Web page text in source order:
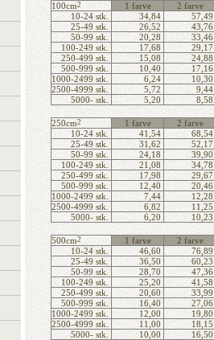
100cm2 1 farve 2 farve
10-24 stk.
34,84 57,49
25-49 stk.
26,52 43,76
50-99 stk.
20,28 33,46
100-249 stk.
17,68 29,17
250-499 stk.
15,08 24,88
500-999 stk.
10,40 17,16
1000-2499 stk.
6,24 10,30
2500-4999 stk.
5,72 9,44
5000- stk.
5,20 8,58
250cm2 1 farve 2 farve
10-24 stk.
41,54 68,54
25-49 stk.
31,62 52,17
50-99 stk.
24,18 39,90
100-249 stk.
21,08 34,78
250-499 stk.
17,98 29,67
500-999 stk.
12,40 20,46
1000-2499 stk.
7,44 12,28
2500-4999 stk.
6,82 11,25
5000- stk.
6,20 10,23
500cm2 1 farve 2 farve
10-24 stk.
46,60 76,89
25-49 stk.
36,50 60,23
50-99 stk.
28,70 47,36
100-249 stk.
25,20 41,58
250-499 stk.
20,60 33,99
500-999 stk.
16,40 27,06
1000-2499 stk.
12,00 19,80
2500-4999 stk.
11,00 18,15
5000- stk.
10,00 16,50